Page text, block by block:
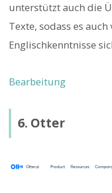
unterstützt auch die
Texte, sodass es
Englischkenntnisse
Bearbeitung
6. Otter